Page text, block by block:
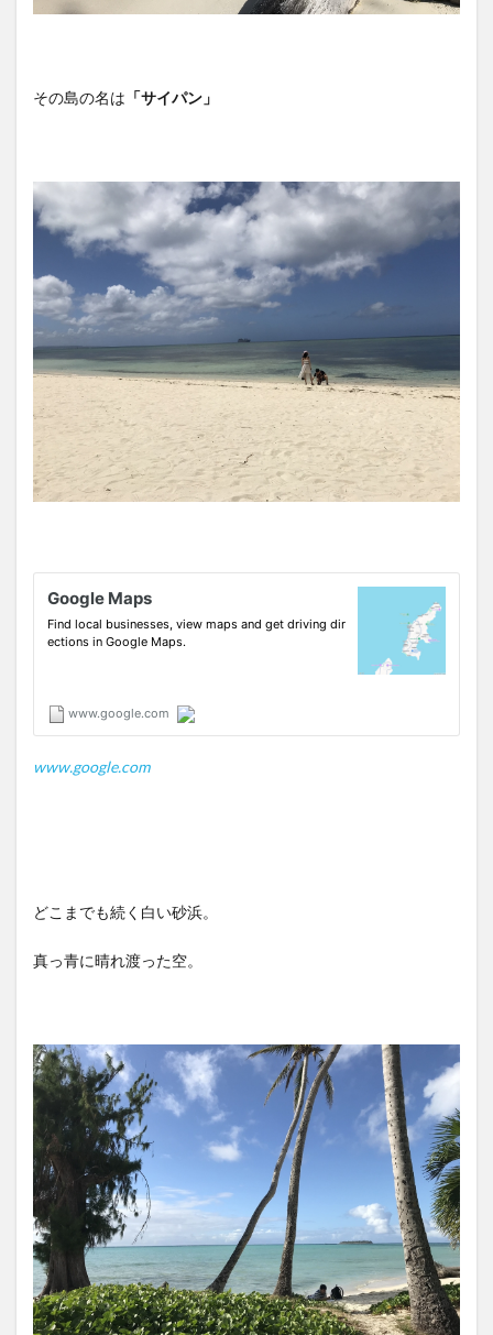
その島の名は 「サイパン」
www.google.com
どこまでも続く白い砂浜。
真っ青に晴れ渡った空。